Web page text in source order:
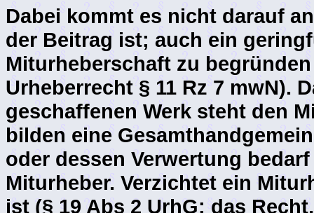
Dabei kommt es nicht darauf
der Beitrag ist; auch ein
Miturheberschaft zu
Urheberrecht § 11 Rz 7 mwN).
geschaffenen Werk steht den
bilden eine
oder dessen Verwertung
Miturheber. Verzichtet ein
ist (§ 19 Abs 2 UrhG: das